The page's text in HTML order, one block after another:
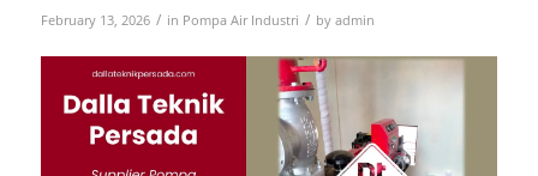
February 13, 2026 / in Pompa Air Industri / by admin